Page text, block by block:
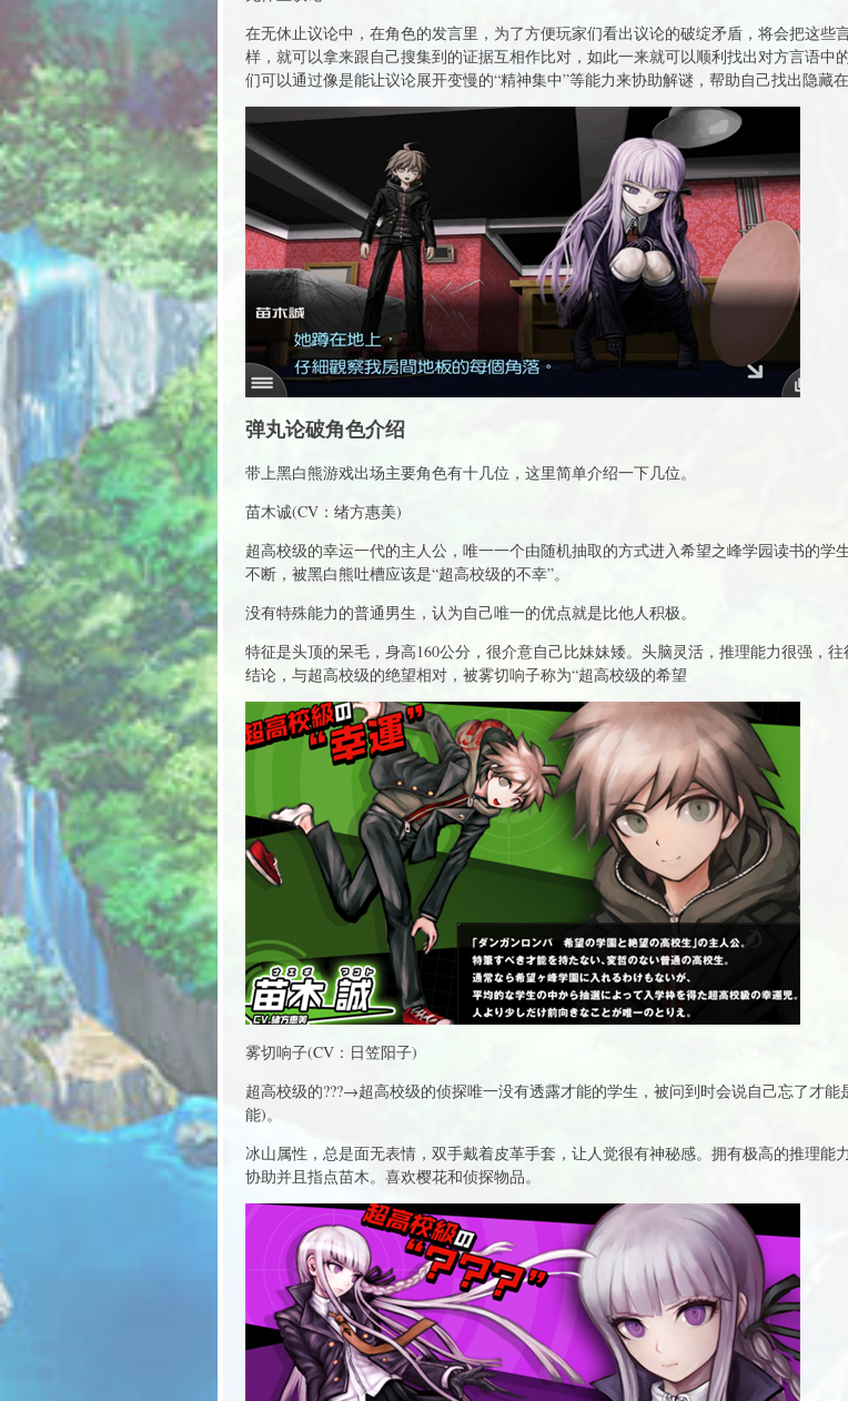
在无休止议论中，在角色的发言里，为了方便玩家们看出议论的破绽矛盾，将会把这些
样，就可以拿来跟自己搜集到的证据互相作比对，如此一来就可以顺利找出对方言语
们可以通过像是能让议论展开变慢的“精神集中”等能力来协助解谜，帮助自己找出隐藏
弹丸论破角色介绍
带上黑白熊游戏出场主要角色有十几位，这里简单介绍一下几位。
苗木诚(CV：绪方惠美)
超高校级的幸运一代的主人公，唯一一个由随机抽取的方式进入希望之峰学园读书的学
不断，被黑白熊吐槽应该是“超高校级的不幸”。
没有特殊能力的普通男生，认为自己唯一的优点就是比他人积极。
特征是头顶的呆毛，身高160公分，很介意自己比妹妹矮。头脑灵活，推理能力很强，
结论，与超高校级的绝望相对，被雾切响子称为“超高校级的希望
雾切响子(CV：日笠阳子)
超高校级的???→超高校级的侦探唯一没有透露才能的学生，被问到时会说自己忘了才
能)。
冰山属性，总是面无表情，双手戴着皮革手套，让人觉很有神秘感。拥有极高的推理
协助并且指点苗木。喜欢樱花和侦探物品。